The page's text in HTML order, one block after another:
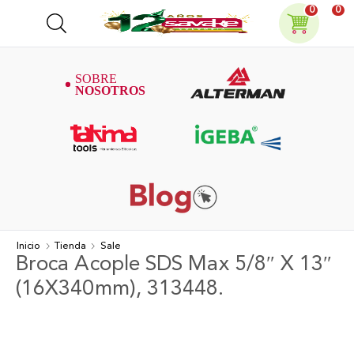
0 0
Inicio Tienda Sale
Broca Acople SDS Max 5/8″ X 13″
(16X340mm), 313448.